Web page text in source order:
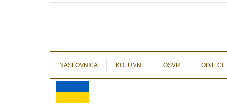
NASLOVNICA KOLUMNE OSVRT ODJECI